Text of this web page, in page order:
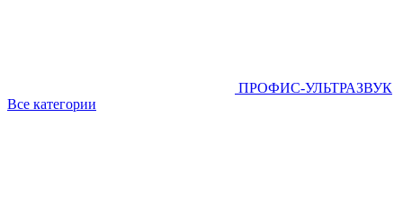
ПРОФИС-УЛЬТРАЗВУК
Все категории